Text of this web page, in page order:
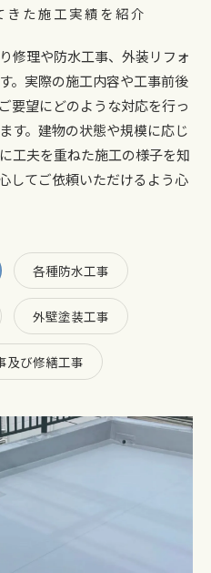
きた施工実績を紹介
修理や防水工事、外装リフォ
。実際の施工内容や工事前後
要望にどのような対応を行っ
す。建物の状態や規模に応じ
工夫を重ねた施工の様子を知
してご依頼いただけるよう心
各種防水工事
外壁塗装工事
及び修繕工事